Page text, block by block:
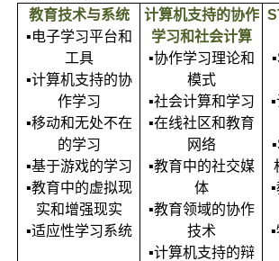
教育技术与系统
▪电子学习平台和
工具
▪计算机支持的协
作学习
▪移动和无处不在
的学习
▪基于游戏的学习
▪教育中的虚拟现
实和增强现实
▪适应性学习系统
计算机支持的协作
学习和社会计算
▪协作学习理论和
模式
▪社会计算和学习
▪在线社区和教育
网络
▪教育中的社交媒
体
▪教育领域的协作
技术
▪计算机支持的辩